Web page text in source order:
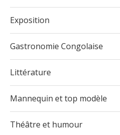
Exposition
Gastronomie Congolaise
Littérature
Mannequin et top modèle
Théâtre et humour